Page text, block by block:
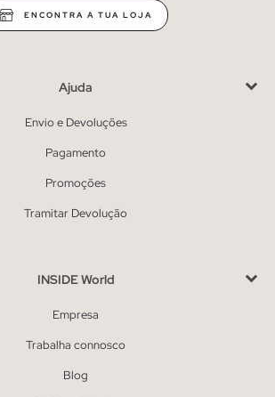
ENCONTRA A TUA LOJA
Ajuda
Envio e Devoluções
Pagamento
Promoções
Tramitar Devolução
INSIDE World
Empresa
Trabalha connosco
Blog